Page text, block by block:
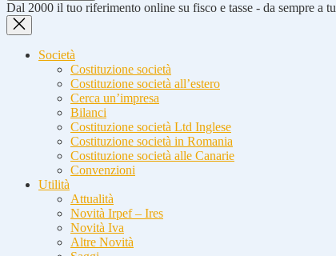
Dal 2000 il tuo riferimento online su fisco e tasse - da sempre a
Società
Costituzione società
Costituzione società all’estero
Cerca un’impresa
Bilanci
Costituzione società Ltd Inglese
Costituzione società in Romania
Costituzione società alle Canarie
Convenzioni
Utilità
Attualità
Novità Irpef – Ires
Novità Iva
Altre Novità